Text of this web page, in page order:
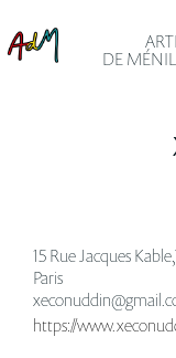
DE
15 Rue Jacques
Paris
https://